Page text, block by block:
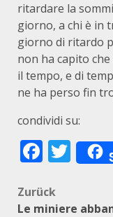
ritardare la
giorno, a chi è in
giorno di ritardo
non ha capito
il tempo, e di
ne ha perso fin
condividi su:
Zurück
Le miniere